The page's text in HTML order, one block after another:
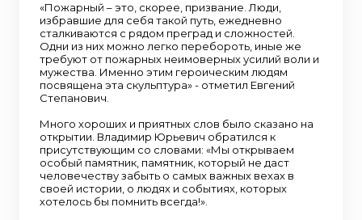
«Пожарный – это, скорее, призвание. Люди,
избравшие для себя такой путь, ежедневно
сталкиваются с рядом преград и сложностей.
Одни из них можно легко перебороть, иные же
требуют от пожарных неимоверных усилий воли и
мужества. Именно этим героическим людям
посвящена эта скульптура» - отметил Евгений
Степанович.
Много хороших и приятных слов было сказано на
открытии. Владимир Юрьевич обратился к
присутствующим со словами: «Мы открываем
особый памятник, памятник, который не даст
человечеству забыть о самых важных вехах в
своей истории, о людях и событиях, которых
хотелось бы помнить всегда!».